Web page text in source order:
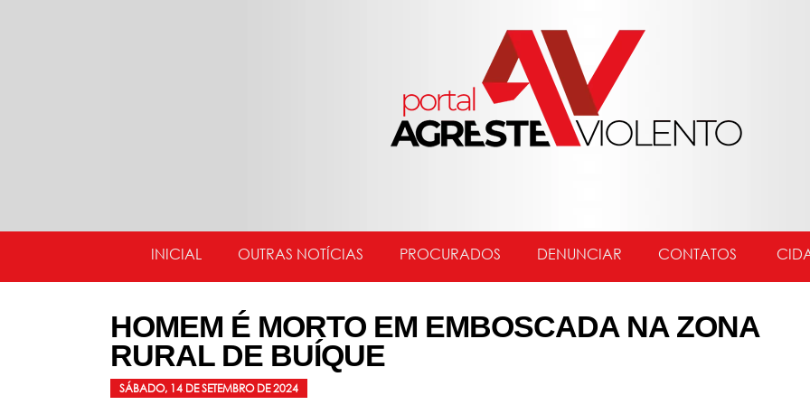
INICIAL OUTRAS NOTÍCIAS PROCURADOS DENUNCIAR CONTATOS
HOMEM É MORTO EM EMBOSCADA NA ZONA
RURAL DE BUÍQUE
SÁBADO, 14 DE SETEMBRO DE 2024